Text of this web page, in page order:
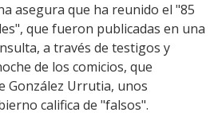
asegura que ha reunido el "85
que fueron publicadas en una
a través de testigos y
de los comicios, que
González Urrutia, unos
califica de "falsos".